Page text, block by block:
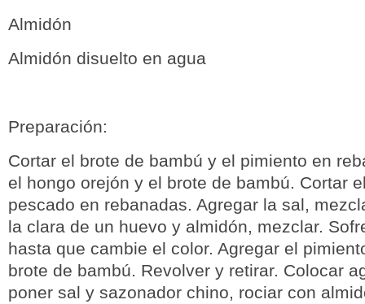
Almidón
Almidón disuelto en agua
Preparación:
Cortar el brote de bambú y el pimiento en
el hongo orejón y el brote de bambú. Cortar
pescado en rebanadas. Agregar la sal,
la clara de un huevo y almidón, mezclar.
hasta que cambie el color. Agregar el
brote de bambú. Revolver y retirar. Colocar
poner sal y sazonador chino, rociar con